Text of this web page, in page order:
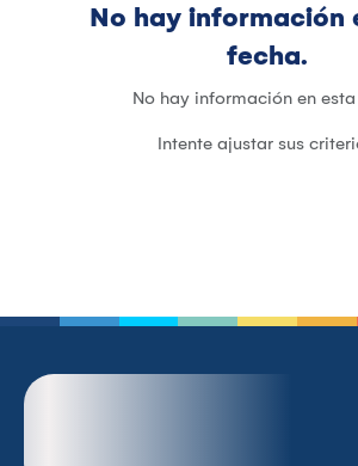
No hay información
fecha.
No hay información en
Intente ajustar sus